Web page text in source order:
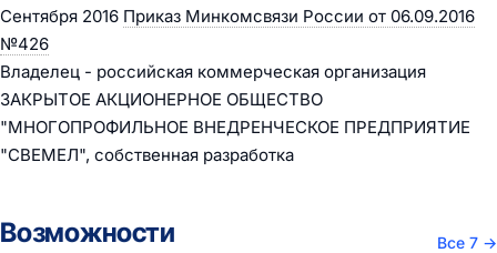
Сентября 2016 Приказ Минкомсвязи России от 06.09.2016
№426
Владелец - российская коммерческая организация
ЗАКРЫТОЕ АКЦИОНЕРНОЕ ОБЩЕСТВО
"МНОГОПРОФИЛЬНОЕ ВНЕДРЕНЧЕСКОЕ ПРЕДПРИЯТИЕ
"СВЕМЕЛ", собственная разработка
Возможности Все 7 →